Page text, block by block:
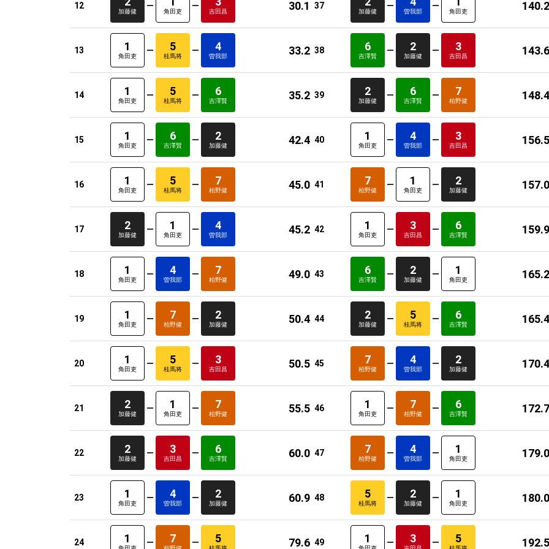
12
加藤健 角田吏 吉田昌 30.1
13 1
角田吏
5
桂馬将
4
曽我部 33.2
14 1
角田吏
5
桂馬将
6
吉澤賢 35.2
15 1
角田吏
6
吉澤賢
2
加藤健 42.4
16 1
角田吏
5
桂馬将
7
柏野健 45.0
17 2
加藤健
1
角田吏
4
曽我部 45.2
18 1
角田吏
4
曽我部
7
柏野健 49.0
19 1
角田吏
7
柏野健
2
加藤健 50.4
20 1
角田吏
5
桂馬将
3
吉田昌 50.5
21 2
加藤健
1
角田吏
7
柏野健 55.5
22 2
加藤健
3
吉田昌
6
吉澤賢 60.0
23 1
角田吏
4
曽我部
2
加藤健 60.9
24 1 7 5 79.6
37
加藤健 曽我部 角田吏 140.2
38 6
吉澤賢
2
加藤健
3
吉田昌 143.6
39 2
加藤健
6
吉澤賢
7
柏野健 148.4
40 1
角田吏
4
曽我部
3
吉田昌 156.5
41 7
柏野健
1
角田吏
2
加藤健 157.0
42 1
角田吏
3
吉田昌
6
吉澤賢 159.9
43 6
吉澤賢
2
加藤健
1
角田吏 165.2
44 2
加藤健
5
桂馬将
6
吉澤賢 165.4
45 7
柏野健
4
曽我部
2
加藤健 170.4
46 1
角田吏
7
柏野健
6
吉澤賢 172.7
47 7
柏野健
4
曽我部
1
角田吏 179.0
48 5
桂馬将
2
加藤健
1
角田吏 180.0
49 1 3 5 192.5